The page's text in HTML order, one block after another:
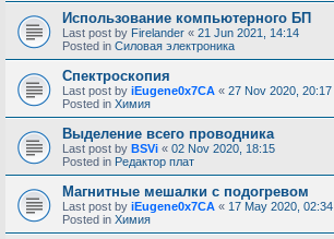
Использование компьютерного БП
Last post by Firelander « 21 Jun 2021, 14:14
Posted in Силовая электроника
Спектроскопия
Last post by iEugene0x7CA « 27 Nov 2020, 20:17
Posted in Химия
Выделение всего проводника
Last post by BSVi « 02 Nov 2020, 18:15
Posted in Редактор плат
Магнитные мешалки с подогревом
Last post by iEugene0x7CA « 17 May 2020, 02:34
Posted in Химия